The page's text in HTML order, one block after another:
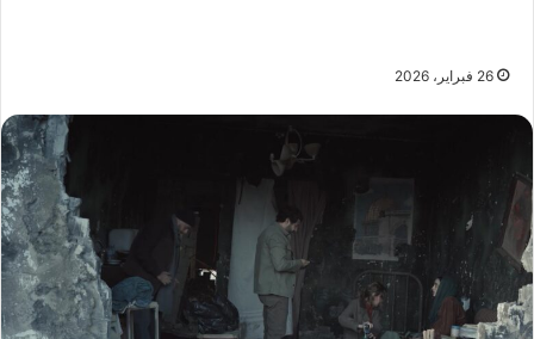
26 فبراير، 2026